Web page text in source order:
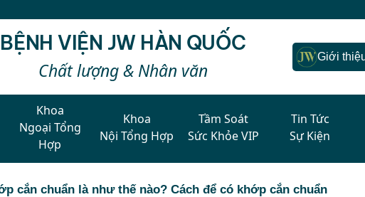
BỆNH VIỆN JW HÀN QUỐC
Chất lượng & Nhân văn
Giới
Khoa
Ngoại Tổng
Hợp
Khoa
Nội Tổng Hợp
Tầm Soát
Sức Khỏe VIP
Tin Tức
Sự Kiện
cắn chuẩn là như thế nào? Cách để có khớp cắn chuẩn